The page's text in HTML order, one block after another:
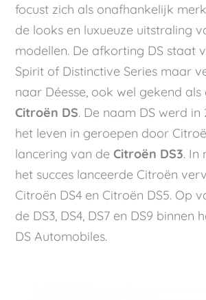
focust zich als onafhankelijk
de looks en luxueuze uitstraling
modellen. De afkorting DS staat
Spirit of Distinctive Series maar
naar Déesse, ook wel gekend als
Citroën DS. De naam DS werd
het leven in geroepen door
lancering van deCitroën DS3. In
het succes lanceerde Citroën
Citroën DS4 en Citroën DS5. Op
de DS3, DS4, DS7 en DS9 binnen
DS Automobiles.